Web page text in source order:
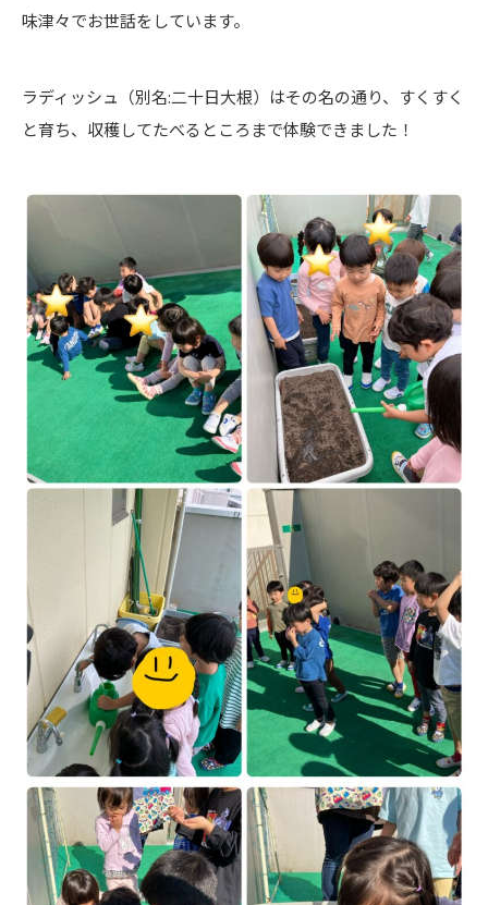
味津々でお世話をしています。
ラディッシュ（別名:二十日大根）はその名の通り、すくすく
と育ち、収穫してたべるところまで体験できました！